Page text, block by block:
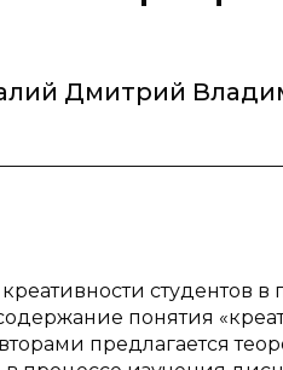
Дмитрий
студентов
понятия
предлагается